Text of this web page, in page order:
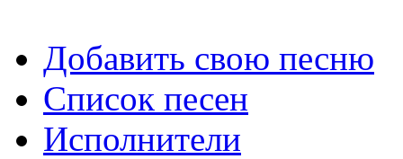
Добавить свою песню
Список песен
Исполнители